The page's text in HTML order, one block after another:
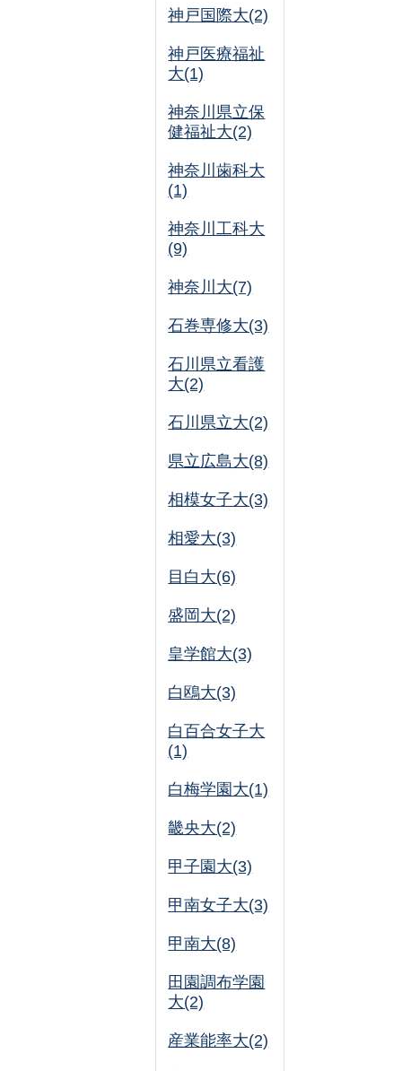
神戸国際大(2)
神戸医療福祉
大(1)
神奈川県立保
健福祉大(2)
神奈川歯科大
(1)
神奈川工科大
(9)
神奈川大(7)
石巻専修大(3)
石川県立看護
大(2)
石川県立大(2)
県立広島大(8)
相模女子大(3)
相愛大(3)
目白大(6)
盛岡大(2)
皇学館大(3)
白鴎大(3)
白百合女子大
(1)
白梅学園大(1)
畿央大(2)
甲子園大(3)
甲南女子大(3)
甲南大(8)
田園調布学園
大(2)
産業能率大(2)